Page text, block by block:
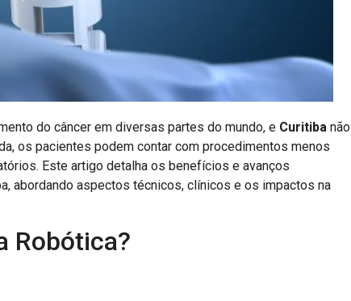
do câncer em diversas partes do mundo, e Curitiba não
os pacientes podem contar com procedimentos menos
Este artigo detalha os benefícios e avanços
abordando aspectos técnicos, clínicos e os impactos na
Robótica?